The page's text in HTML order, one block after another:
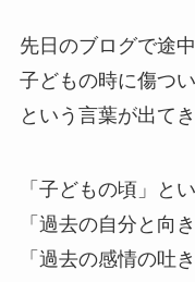
先日のブログで途中
子どもの時に傷つ
という言葉が出て
「子どもの頃」と
「過去の自分と向
「過去の感情の吐